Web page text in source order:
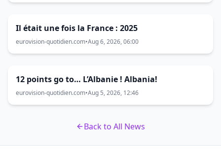
Il était une fois la France : 2025
eurovision-quotidien.com•Aug 6, 2026, 06:00
12 points go to… L’Albanie ! Albania!
eurovision-quotidien.com•Aug 5, 2026, 12:46
Back to All News